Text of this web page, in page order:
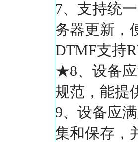
7、支持统
务器更新，
DTMF支持
★8、设备应
规范，能提
9、设备应
集和保存，